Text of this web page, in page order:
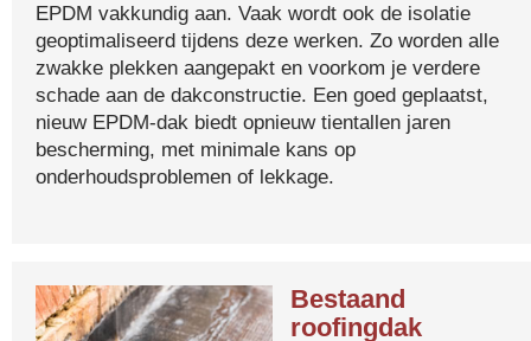
EPDM vakkundig aan. Vaak wordt ook de isolatie
geoptimaliseerd tijdens deze werken. Zo worden alle
zwakke plekken aangepakt en voorkom je verdere
schade aan de dakconstructie. Een goed geplaatst,
nieuw EPDM-dak biedt opnieuw tientallen jaren
bescherming, met minimale kans op
onderhoudsproblemen of lekkage.
Bestaand
roofingdak